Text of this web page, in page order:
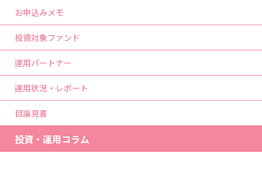
お申込みメモ
投資対象ファンド
運用パートナー
運用状況・レポート
目論見書
投資・運用コラム